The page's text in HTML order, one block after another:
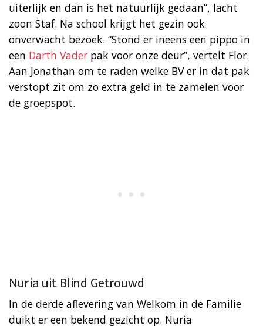
uiterlijk en dan is het natuurlijk gedaan”, lacht
zoon Staf. Na school krijgt het gezin ook
onverwacht bezoek. “Stond er ineens een pippo in
een Darth Vader pak voor onze deur”, vertelt Flor.
Aan Jonathan om te raden welke BV er in dat pak
verstopt zit om zo extra geld in te zamelen voor
de groepspot.
Nuria uit Blind Getrouwd
In de derde aflevering van Welkom in de Familie
duikt er een bekend gezicht op. Nuria